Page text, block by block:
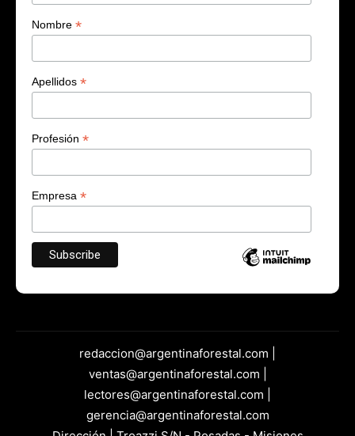
Nombre *
Apellidos *
Profesión *
Empresa *
redaccion@argentinaforestal.com |
ventas@argentinaforestal.com |
lectores@argentinaforestal.com |
gerencia@argentinaforestal.com